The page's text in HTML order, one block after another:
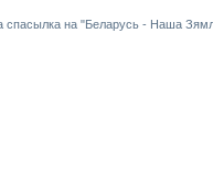
спасылка на "Беларусь - Наша